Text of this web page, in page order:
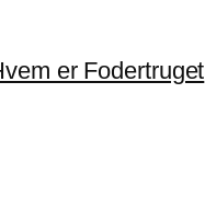
er Fodertruget